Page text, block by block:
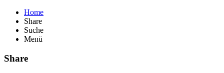
Home
Share
Suche
Menü
Share